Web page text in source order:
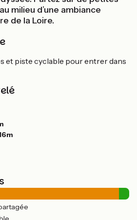
milieu d’une ambiance
de la Loire.
et piste cyclable pour entrer dans